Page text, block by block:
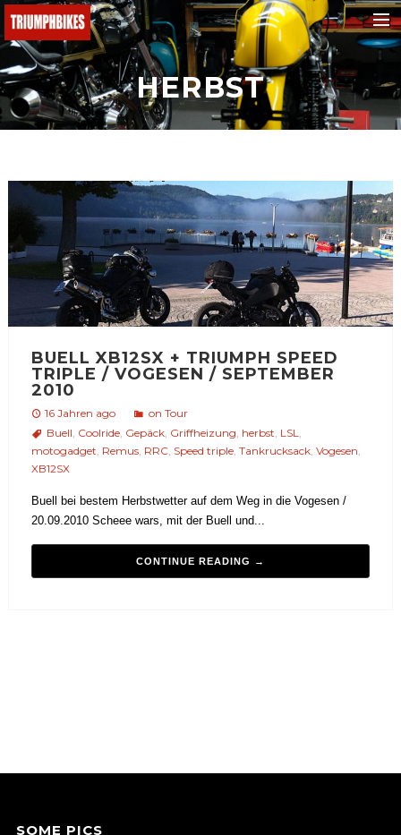
BMW
Ducati
Triumph
Fantic
Malaguti
Honda
e-bikes
Suchen
HERBST
BUELL XB12SX + TRIUMPH SPEED
TRIPLE / VOGESEN / SEPTEMBER
2010
16 Jahren ago
on Tour
Buell, Coolride, Gepäck, Griffheizung, herbst, LSL,
motogadget, Remus, RRC, Speed triple, Tankrucksack, Vogesen,
XB12SX
Buell bei bestem Herbstwetter auf dem Weg in die Vogesen /
20.09.2010 Scheee wars, mit der Buell und...
CONTINUE READING →
SOME PICS